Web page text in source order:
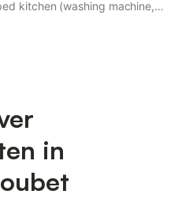
kitchen (washing machine,
access to the beach completes
in